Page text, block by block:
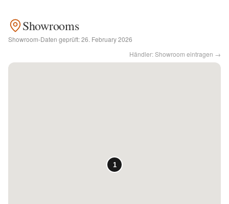
Kontakt
Showrooms
Showroom-Daten geprüft:26. February 2026
Händler: Showroom eintragen →